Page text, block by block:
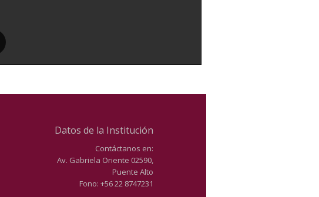
Datos de la Institución
Contáctanos en:
Av. Gabriela Oriente 02590,
Puente Alto
Fono: +56 22 8747231